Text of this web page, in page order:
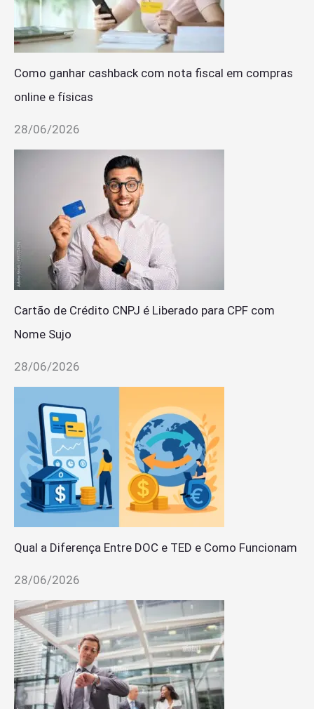
Como ganhar cashback com nota fiscal em compras
online e físicas
28/06/2026
Cartão de Crédito CNPJ é Liberado para CPF com
Nome Sujo
28/06/2026
Qual a Diferença Entre DOC e TED e Como Funcionam
28/06/2026